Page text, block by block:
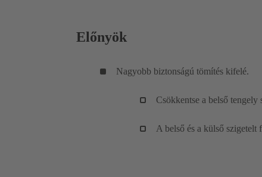
Előnyök
Nagyobb biztonságú tömítés kifelé.
Csökkentse a belső tengely
A belső és a külső szigetelt